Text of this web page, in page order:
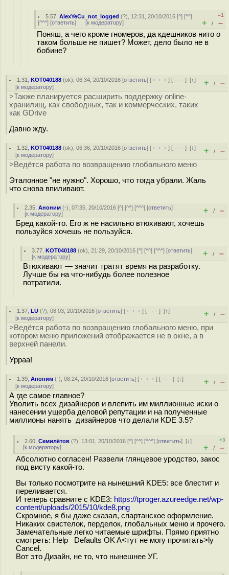
5.57 ,AlexYeCu_not_logged (?), 12:31, 20/10/2016 [^] [^^]
[^^^] [ответить] [к модератору]
–1
+ / –
Поняш, а чего кроме гномеров, да кдешников нито о
таком больше не пишет? Может, дело было не в
бобине?
1.31 ,KOT040188 (ok), 06:34, 20/10/2016 [ответить] [ ﹢﹢﹢] [ · · ·][↑]
[к модератору] + / –
>Также планируется расширить поддержку online-
хранилищ, как свободных, так и коммерческих, таких
как GDrive
Давно жду.
1.32 ,KOT040188 (ok), 06:36, 20/10/2016 [ответить] [ ﹢﹢﹢] [ · · ·][↓]
[к модератору] + / –
>Ведётся работа по возвращению глобального меню
Эталонное "не нужно". Хорошо, что тогда убрали. Жаль
что снова впиливают.
2.35 ,Аноним (-), 07:35, 20/10/2016 [^] [^^] [^^^] [ответить]
[к модератору] + / –
Бред какой-то. Его ж не насильно втюхивают, хочешь
пользуйся хочешь не пользуйся.
3.77 ,KOT040188 (ok), 21:29, 20/10/2016 [^] [^^] [^^^] [ответить]
[к модератору] + / –
Втюхивают — значит тратят время на разработку.
Лучше бы на что-нибудь более полезное
потратили.
1.37 ,LU (?), 08:03, 20/10/2016 [ответить] [ ﹢﹢﹢] [ · · ·][↑]
[к модератору] + / –
>Ведётся работа по возвращению глобального меню, при
котором меню приложений отображается не в окне, а в
верхней панели.
Урраа!
1.39 ,Аноним (-), 08:24, 20/10/2016 [ответить] [ ﹢﹢﹢] [ · · ·][↓]
[к модератору] + / –
А где самое главное?
Уволить всех дизайнеров и влепить им миллионные иски о
нанесении ущерба деловой репутации и на полученные
миллионы нанять дизайнеров что делали KDE 3.5?
2.60 ,Семилётов (?), 13:01, 20/10/2016 [^] [^^] [^^^] [ответить][↓]
[к модератору]
+3
+ / –
Абсолютно согласен! Развели глянцевое уродство, закос
под висту какой-то.
Вы только посмотрите на нынешний KDE5: все блестит и
переливается.
И теперь сравните с KDE3: https://tproger.azureedge.net/wp-
content/uploads/2015/10/kde8.png
Скромное, я бы даже сказал, спартанское оформление.
Никаких свистелок, перделок, глобальных меню и прочего.
Замечательные легко читаемые шрифты. Прямо приятно
смотреть: Help Defaults OK A<тут не могу прочитать>ly
Cancel.
Вот это Дизайн, не то, что нынешнее УГ.